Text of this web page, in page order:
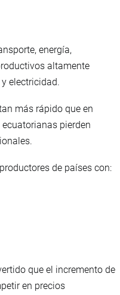
energía,
altamente
electricidad.
más rápido que en
pierden
de países con:
que el incremento de
en precios